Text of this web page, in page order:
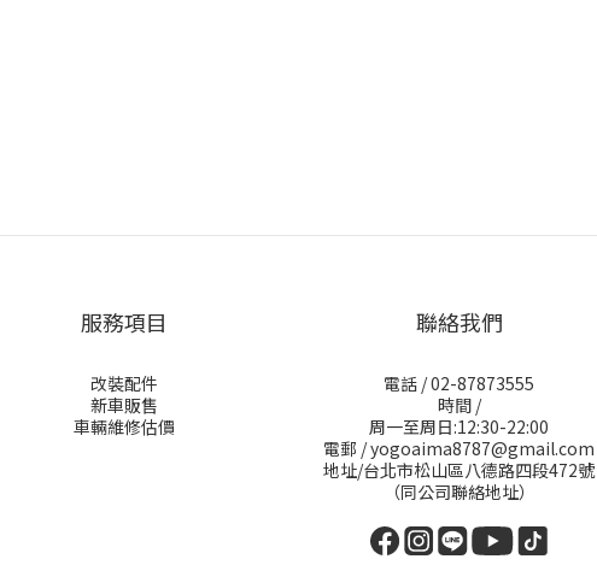
服務項目
改裝配件
新車販售
車輛維修估價
聯絡我們
電話 / 02-87873555
時間 /
周一至周日:12:30-22:00
電郵 / yogoaima8787@gmail.com
地址/台北市松山區八德路四段472號
（同公司聯絡地址）